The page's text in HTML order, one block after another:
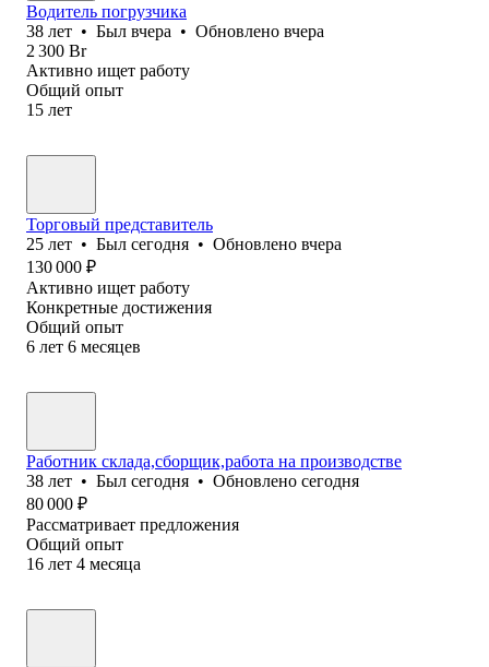
Водитель погрузчика
38 лет • Был вчера • Обновлено вчера
2 300 Br
Активно ищет работу
Общий опыт
15 лет
Торговый представитель
25 лет • Был сегодня • Обновлено вчера
130 000 ₽
Активно ищет работу
Конкретные достижения
Общий опыт
6 лет 6 месяцев
Работник склада,сборщик,работа на производстве
38 лет • Был сегодня • Обновлено сегодня
80 000 ₽
Рассматривает предложения
Общий опыт
16 лет 4 месяца